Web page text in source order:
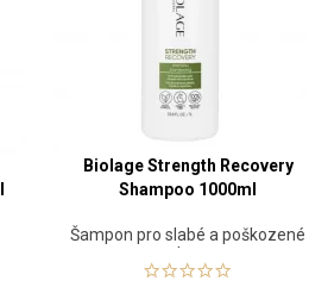
Biolage Strength Recovery
Shampoo 1000ml
Šampon pro slabé a poškozené
vlasy